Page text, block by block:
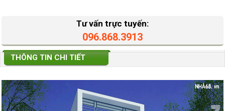
Tư vấn trực tuyến:
096.868.3913
THÔNG TIN CHI TIẾT